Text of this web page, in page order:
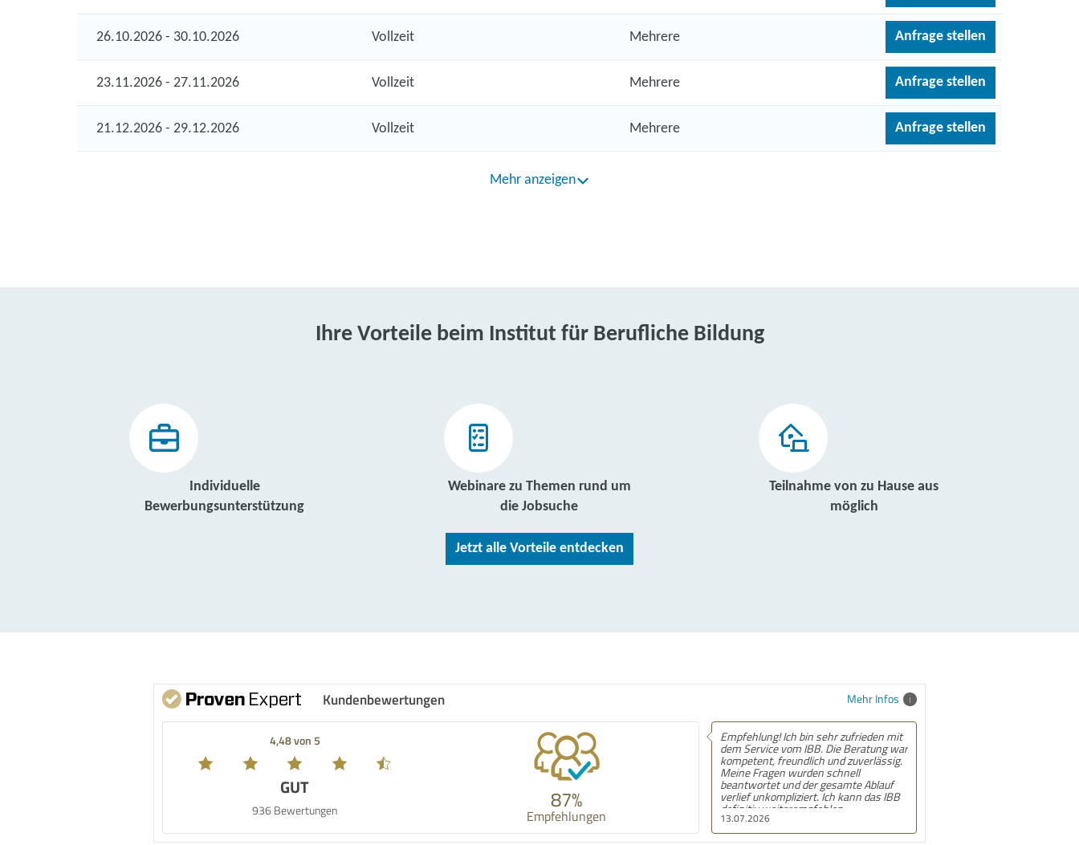
26.10.2026 - 30.10.2026 Vollzeit Mehrere Anfrage stellen
23.11.2026 - 27.11.2026 Vollzeit Mehrere Anfrage stellen
21.12.2026 - 29.12.2026 Vollzeit Mehrere Anfrage stellen
Mehr anzeigen
Ihre Vorteile beim Institut für Berufliche Bildung
Individuelle
Bewerbungsunterstützung
Webinare zu Themen rund um
die Jobsuche
Teilnahme von zu Hause aus
möglich
Jetzt alle Vorteile entdecken
Mehr Infos
Kundenbewertungen
4,48 von 5
GUT
936 Bewertungen 87%
Empfehlungen 13.07.2026
Empfehlung! Ich bin sehr zufrieden mit
dem Service vom IBB. Die Beratung war
kompetent, freundlich und zuverlässig.
Meine Fragen wurden schnell
beantwortet und der gesamte Ablauf
verlief unkompliziert. Ich kann das IBB
definitiv weiterempfehlen.
Insbesondere bedanke ich mich bei den
Mitarbeiterinnen des Frankfurter